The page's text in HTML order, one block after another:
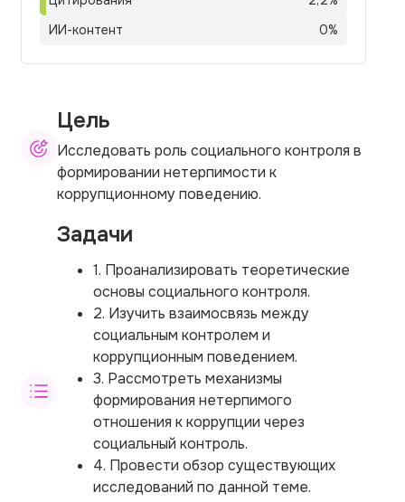
ИИ-контент
0%
Цель
Исследовать роль социального контроля в
формировании нетерпимости к
коррупционному поведению.
Задачи
1. Проанализировать теоретические
основы социального контроля.
2. Изучить взаимосвязь между
социальным контролем и
коррупционным поведением.
3. Рассмотреть механизмы
формирования нетерпимого
отношения к коррупции через
социальный контроль.
4. Провести обзор существующих
исследований по данной теме.